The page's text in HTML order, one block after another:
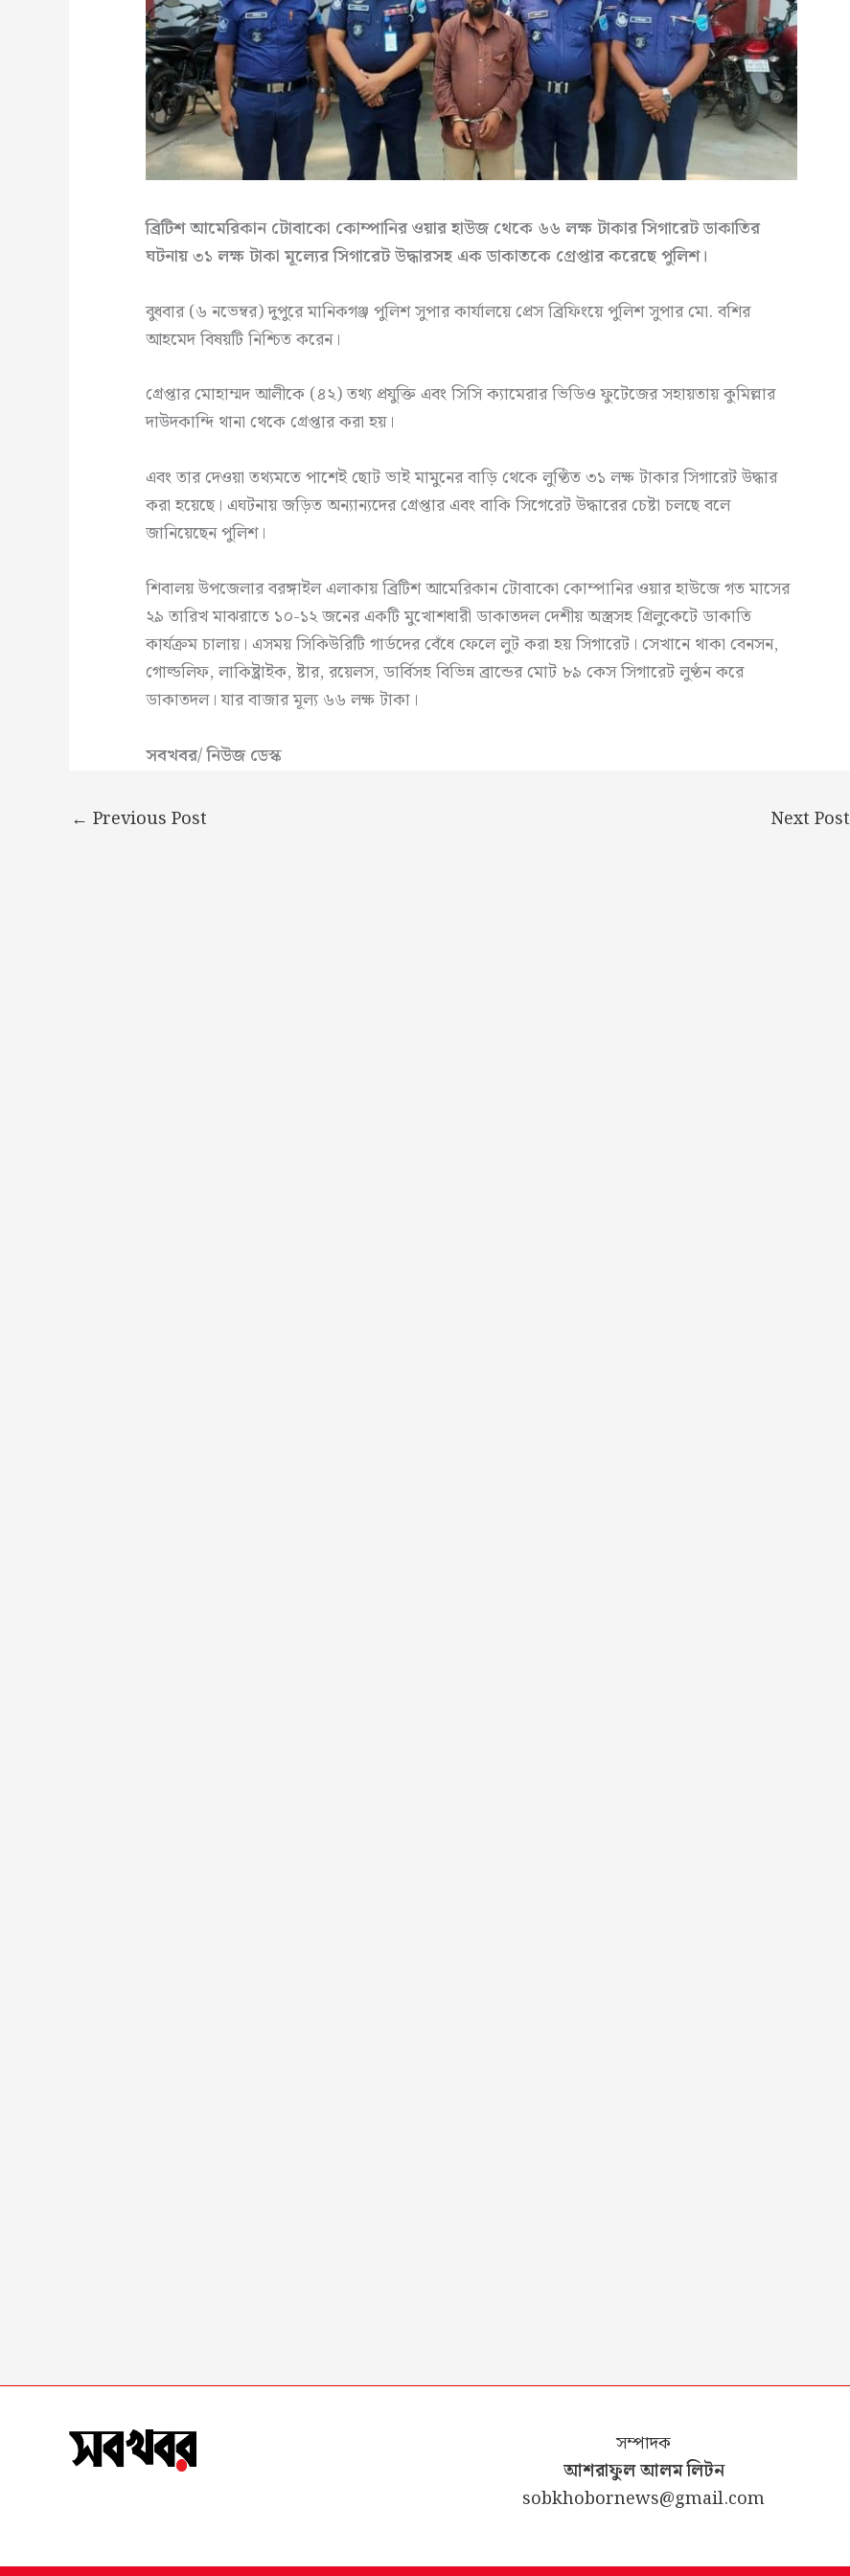
ব্রিটিশ আমেরিকান টোবাকো কোম্পানির ওয়ার হাউজ থেকে ৬৬ লক্ষ টাকার সিগারেট ডাকাতির
ঘটনায় ৩১ লক্ষ টাকা মূল্যের সিগারেট উদ্ধারসহ এক ডাকাতকে গ্রেপ্তার করেছে পুলিশ।
বুধবার (৬ নভেম্বর) দুপুরে মানিকগঞ্জ পুলিশ সুপার কার্যালয়ে প্রেস ব্রিফিংয়ে পুলিশ সুপার মো. বশির
আহমেদ বিষয়টি নিশ্চিত করেন।
গ্রেপ্তার মোহাম্মদ আলীকে (৪২) তথ্য প্রযুক্তি এবং সিসি ক্যামেরার ভিডিও ফুটেজের সহায়তায় কুমিল্লার
দাউদকান্দি থানা থেকে গ্রেপ্তার করা হয়।
এবং তার দেওয়া তথ্যমতে পাশেই ছোট ভাই মামুনের বাড়ি থেকে লুণ্ঠিত ৩১ লক্ষ টাকার সিগারেট উদ্ধার
করা হয়েছে। এঘটনায় জড়িত অন্যান্যদের গ্রেপ্তার এবং বাকি সিগেরেট উদ্ধারের চেষ্টা চলছে বলে
জানিয়েছেন পুলিশ।
শিবালয় উপজেলার বরঙ্গাইল এলাকায় ব্রিটিশ আমেরিকান টোবাকো কোম্পানির ওয়ার হাউজে গত মাসের
২৯ তারিখ মাঝরাতে ১০-১২ জনের একটি মুখোশধারী ডাকাতদল দেশীয় অস্ত্রসহ গ্রিলুকেটে ডাকাতি
কার্যক্রম চালায়। এসময় সিকিউরিটি গার্ডদের বেঁধে ফেলে লুট করা হয় সিগারেট। সেখানে থাকা বেনসন,
গোল্ডলিফ, লাকিষ্ট্রাইক, ষ্টার, রয়েলস, ডার্বিসহ বিভিন্ন ব্রান্ডের মোট ৮৯ কেস সিগারেট লুণ্ঠন করে
ডাকাতদল। যার বাজার মূল্য ৬৬ লক্ষ টাকা।
সবখবর/ নিউজ ডেস্ক
← Previous Post Next Post
সম্পাদক
আশরাফুল আলম লিটন
sobkhobornews@gmail.com